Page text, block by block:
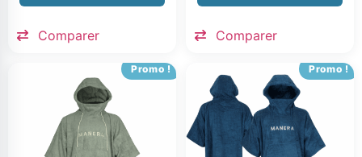
Comparer Comparer
Promo ! Promo !